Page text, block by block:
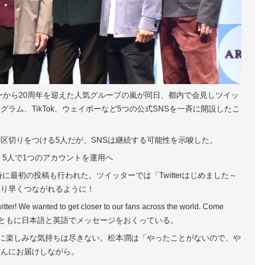
ら20周年を迎えた人気グループの嵐が同日、都内で会見しツイッ
ラム、TikTok、ウェイボーなど5つの公式SNSを一斉に開設したこ
切りをつける5人だが、SNSは継続する可能性を示唆した。
人で1つのアカウントを運用へ
最初の投稿も行われた。ツイッターでは「Twitterはじめました～
早くつながれるように！
We wanted to get closer to our fans across the world. Come
もに日本語と英語でメッセージをおくっている。
楽しみな気持ちは尽きない。松本潤は「やったことがないので、や
にお届けしながら。